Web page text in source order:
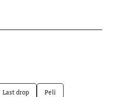
Last drop Peli